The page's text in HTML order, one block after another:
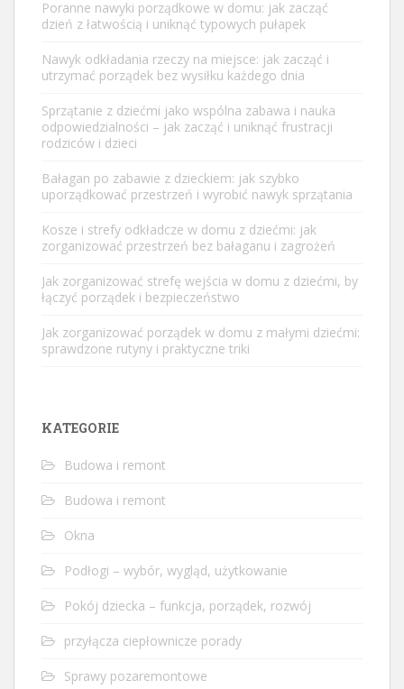
Poranne nawyki porządkowe w domu: jak zacząć
dzień z łatwością i uniknąć typowych pułapek
Nawyk odkładania rzeczy na miejsce: jak zacząć i
utrzymać porządek bez wysiłku każdego dnia
Sprzątanie z dziećmi jako wspólna zabawa i nauka
odpowiedzialności – jak zacząć i uniknąć frustracji
rodziców i dzieci
Bałagan po zabawie z dzieckiem: jak szybko
uporządkować przestrzeń i wyrobić nawyk sprzątania
Kosze i strefy odkładcze w domu z dziećmi: jak
zorganizować przestrzeń bez bałaganu i zagrożeń
Jak zorganizować strefę wejścia w domu z dziećmi, by
łączyć porządek i bezpieczeństwo
Jak zorganizować porządek w domu z małymi dziećmi:
sprawdzone rutyny i praktyczne triki
KATEGORIE
Budowa i remont
Budowa i remont
Okna
Podłogi – wybór, wygląd, użytkowanie
Pokój dziecka – funkcja, porządek, rozwój
przyłącza ciepłownicze porady
Sprawy pozaremontowe